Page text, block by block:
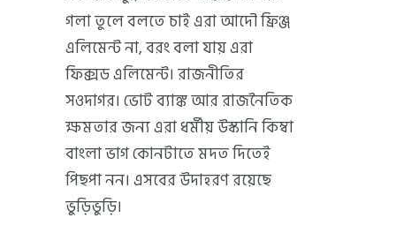
গলা তুলে বলতে চাই এরা আদৌ ফ্রিঞ্জ
এলিমেন্ট না, বরং বলা যায় এরা
ফিক্সড এলিমেন্ট। রাজনীতির
সওদাগর। ভোট ব্যাঙ্ক আর রাজনৈতিক
ক্ষমতার জন্য এরা ধর্মীয় উস্কানি কিম্বা
বাংলা ভাগ কোনটাতে মদত দিতেই
পিছপা নন। এসবের উদাহরণ রয়েছে
ভুড়িভুড়ি।